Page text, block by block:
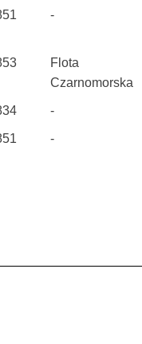
-
Flota
Czarnomorska
-
-